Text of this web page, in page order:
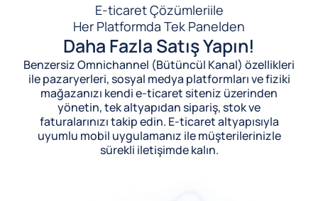
E-ticaret Çözümleriile
Her Platformda Tek Panelden
Daha Fazla Satış Yapın!
Benzersiz Omnichannel (Bütüncül Kanal) özellikleri
ile pazaryerleri, sosyal medya platformları ve fiziki
mağazanızı kendi e-ticaret siteniz üzerinden
yönetin, tek altyapıdan sipariş, stok ve
faturalarınızı takip edin. E-ticaret altyapısıyla
uyumlu mobil uygulamanız ile müşterilerinizle
sürekli iletişimde kalın.